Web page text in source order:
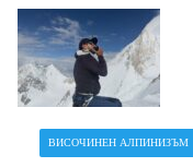
ВИСОЧИНЕН АЛПИНИЗЪМ